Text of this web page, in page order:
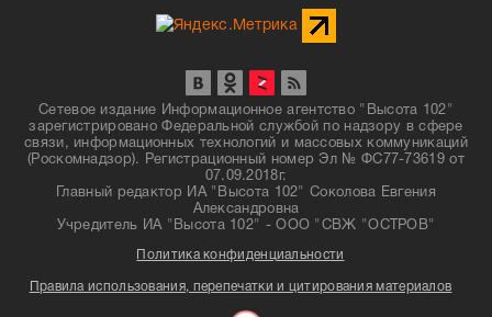
Сетевое издание Информационное агентство "Высота 102"
зарегистрировано Федеральной службой по надзору в сфере
связи, информационных технологий и массовых коммуникаций
(Роскомнадзор). Регистрационный номер Эл № ФС77-73619 от
07.09.2018г.
Главный редактор ИА "Высота 102" Соколова Евгения
Александровна
Учредитель ИА "Высота 102" - ООО "СВЖ "ОСТРОВ"
Политика конфиденциальности
Правила использования, перепечатки и цитирования материалов